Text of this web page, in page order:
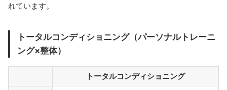
れています。
トータルコンディショニング（パーソナルトレーニ
ング×整体）
トータルコンディショニング